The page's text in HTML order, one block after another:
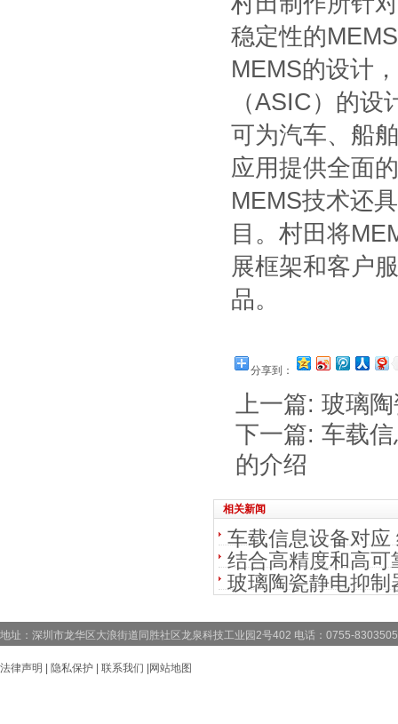
稳定性的
MEMS的设计
（ASIC）的
可为汽车、船
应用提供全面
MEMS技术还
目。村田将
展框架和客户
品。
分享到：
上一篇: 玻璃
下一篇: 车载
的介绍
相关新闻
车载信息设备对应
结合高精度和高可
玻璃陶瓷静电抑制
地址：深圳市龙华区大浪街道同胜社区龙泉科技工业园2号402 电话：0755-
法律声明 隐私保护 联系我们 网站地图